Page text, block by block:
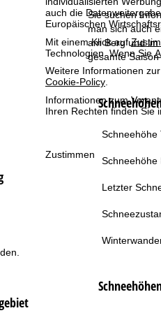
auch die
Europäischen
Mit einem Klick auf
Technologien. Wenn Sie
Weitere Informationen
Cookie-Policy
Informationen zum
Ihren Rechten finden Sie
Zustimmen
r
t
s
e
Sie suchen
man sich auch
am Berg und im
gesamte
Schneehöhe
Schneehöhe
Letzter